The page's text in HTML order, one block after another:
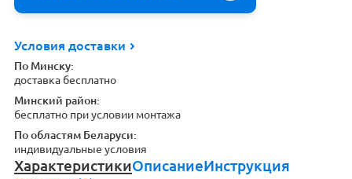
Условия доставки
По Минску:
доставка бесплатно
Минский район:
бесплатно при условии монтажа
По областям Беларуси:
индивидуальные условия
ХарактеристикиОписаниеИнструкция